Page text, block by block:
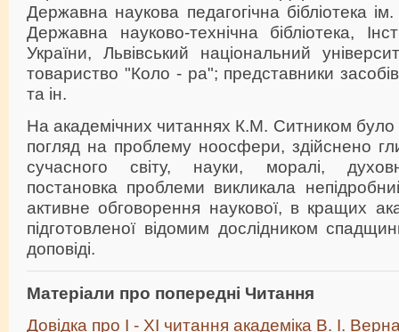
Державна наукова педагогічна бібліотека
Державна науково-технічна бібліотека,
України, Львівський національний
товариство "Коло - ра"; представники
та ін.
На академічних читаннях К.М. Ситником
погляд на проблему ноосфери, здійснено
сучасного світу, науки, моралі,
постановка проблеми викликала
активне обговорення наукової, в кращих
підготовленої відомим дослідником
доповіді.
Матеріали про попередні Читання
Довідка про I - XI читання академіка В. І.